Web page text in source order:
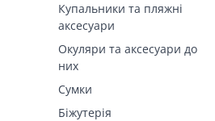
Купальники та пляжні
аксесуари
Окуляри та аксесуари до
них
Сумки
Біжутерія
Фільтр
Ціна
SALE